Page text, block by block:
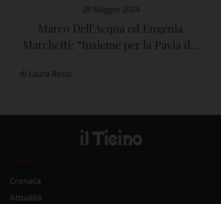
28 Maggio 2024
Marco Dell’Acqua ed Eugenia
Marchetti: “Insieme per la Pavia del
di Laura Rossi
News
Cronaca
Attualità